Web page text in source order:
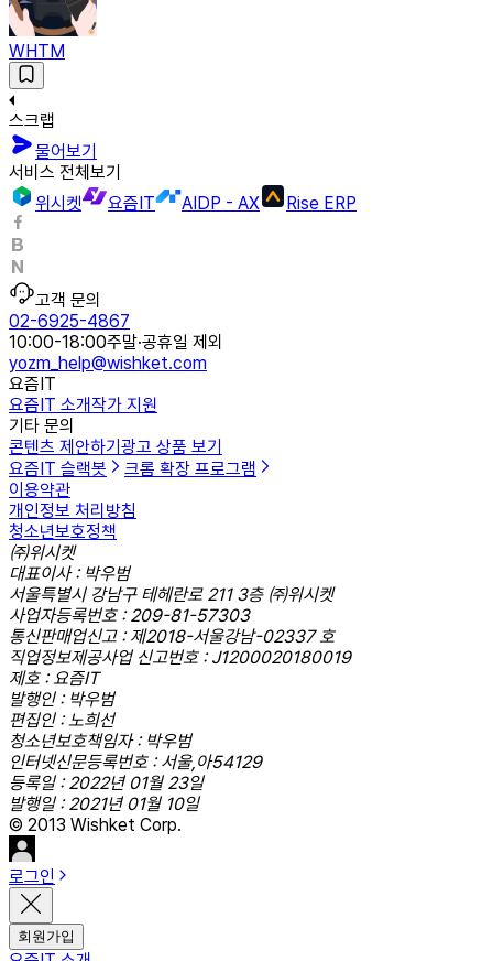
WHTM
스크랩
물어보기
서비스 전체보기
위시켓
요즘IT AIDP - AX Rise ERP
고객 문의
02-6925-4867
10:00-18:00주말·공휴일 제외
yozm_help@wishket.com
요즘IT
요즘IT 소개작가 지원
기타 문의
콘텐츠 제안하기 광고 상품 보기
요즘IT 슬랙봇
크롬 확장 프로그램
이용약관
개인정보 처리방침
청소년보호정책
㈜위시켓
대표이사 : 박우범
서울특별시 강남구 테헤란로 211 3층 ㈜위시켓
사업자등록번호 : 209-81-57303
통신판매업신고 : 제2018-서울강남-02337 호
직업정보제공사업 신고번호 : J1200020180019
제호 : 요즘IT
발행인 : 박우범
편집인 : 노희선
청소년보호책임자 : 박우범
인터넷신문등록번호 : 서울,아54129
등록일 : 2022년 01월 23일
발행일 : 2021년 01월 10일
© 2013 Wishket Corp.
로그인
회원가입